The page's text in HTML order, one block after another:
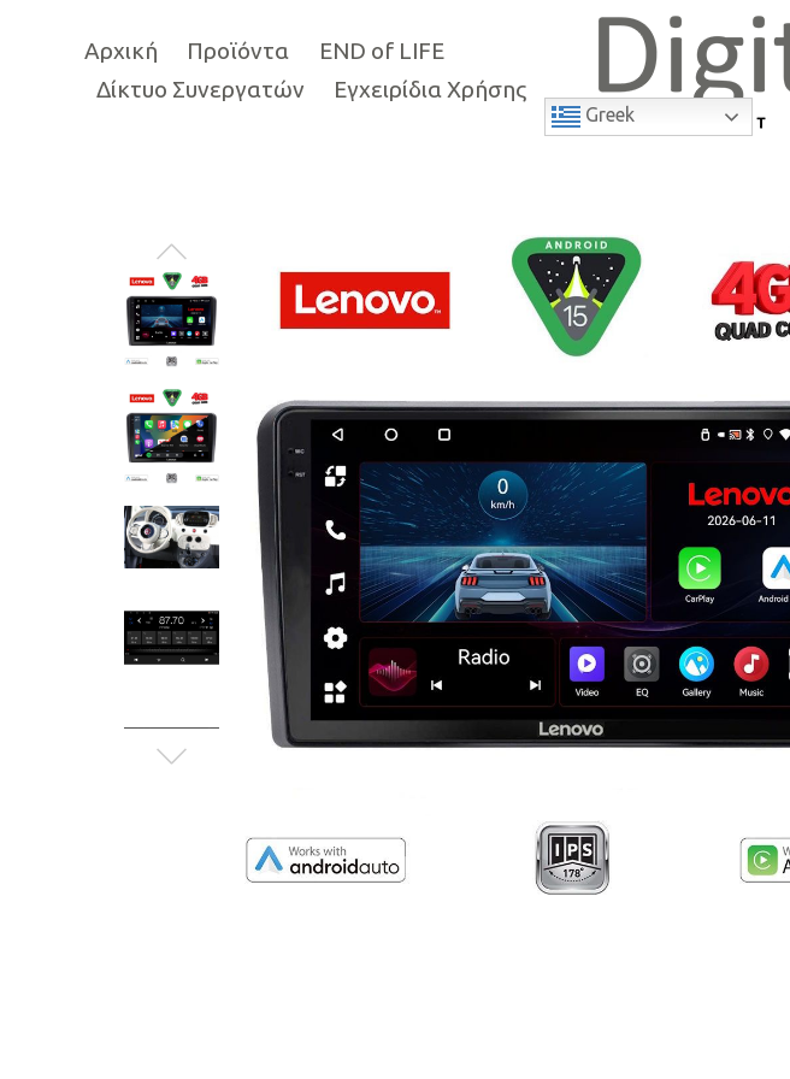
Αρχική Προϊόντα
END of LIFE
Δίκτυο Συνεργατών
Εγχειρίδια Χρήσης
Greek